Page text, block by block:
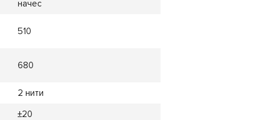
начес
510
680
2 нити
±20